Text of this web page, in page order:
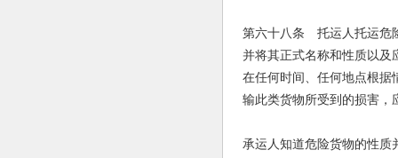
第六十八条 托运人托运危
并将其正式名称和性质以及
在任何时间、任何地点根据
输此类货物所受到的损害，
承运人知道危险货物的性质